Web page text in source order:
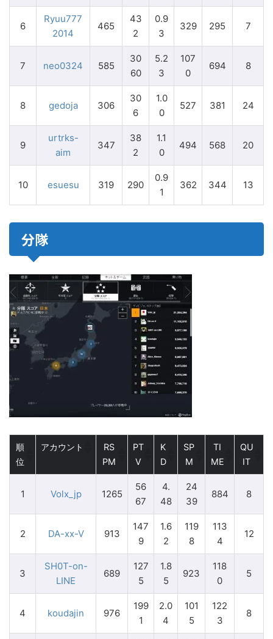
6
Ryuu777
2014
465
43
2
0.9
3
329 295 7
7 neo0324 585
30
60
5.2
3
107
0
694 8
8 gedoja 306
30
6
1.0
0
527 381 24
9
urtrks-
aim
347
38
2
1.1
0
494 568 20
10 esuesu 319 290
0.9
1
362 344 13
分隊
順
位
アカウント
RS
PM
PT
V
K
D
SP
M
TI
ME
QU
IT
1 Volx_jp 1265
56
67
4.
48
24
39
884 8
2 DA-xx-V 913
147
9
1.6
2
119
8
113
4
12
3
SH0T-on-
LINE
689
127
5
1.8
5
923
118
0
5
4 koudajin 976
199
1
2.0
4
101
5
122
3
8